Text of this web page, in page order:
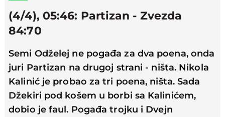
(4/4), 05:46: Partizan - Zvezda
84:70
Semi Odželej ne pogađa za dva poena, onda
juri Partizan na drugoj strani - ništa. Nikola
Kalinić je probao za tri poena, ništa. Sada
Džekiri pod košem u borbi sa Kalinićem,
dobio je faul. Pogađa trojku i Dvejn